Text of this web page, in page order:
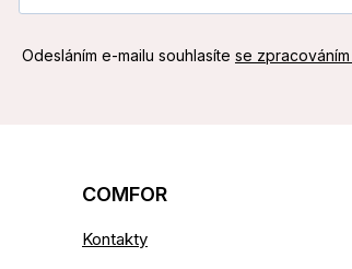
Odesláním e-mailu souhlasíte se
COMFOR
Kontakty